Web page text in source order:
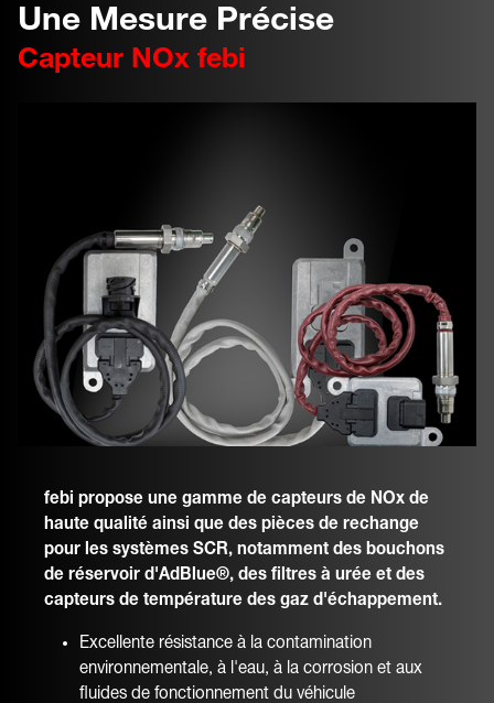
Une Mesure Précise
Capteur NOx febi
febi propose une gamme de capteurs de NOx de
haute qualité ainsi que des pièces de rechange
pour les systèmes SCR, notamment des bouchons
de réservoir d'AdBlue®, des filtres à urée et des
capteurs de température des gaz d'échappement.
Excellente résistance à la contamination
environnementale, à l'eau, à la corrosion et aux
fluides de fonctionnement du véhicule